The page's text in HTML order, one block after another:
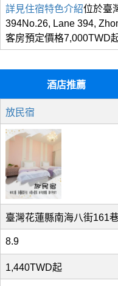
詳見住宿特色介紹位於臺
394No.26, Lane 394,
客房預定價格7,000TWD
酒店推薦
放民宿
臺灣花蓮縣南海八街161
8.9
1,440TWD起